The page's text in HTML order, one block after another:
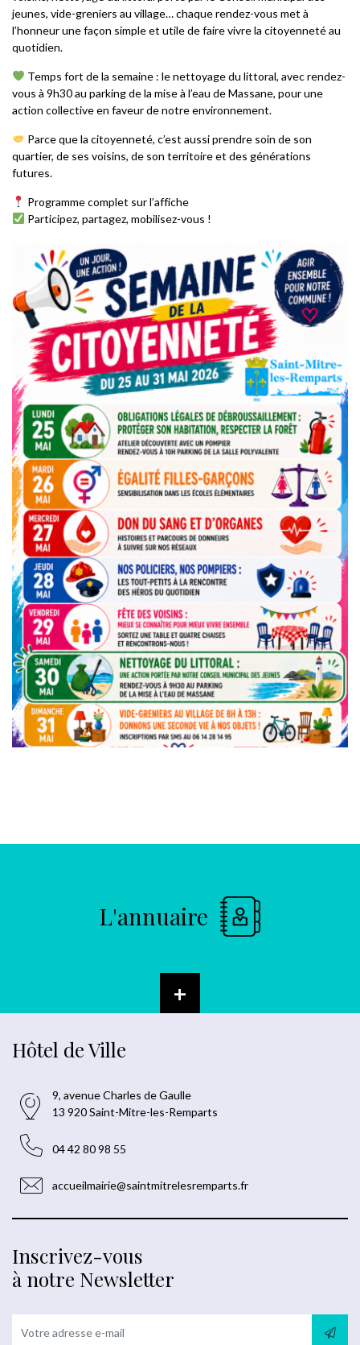
jeunes, vide-greniers au village… chaque rendez-vous met à
l’honneur une façon simple et utile de faire vivre la citoyenneté au
quotidien.
Temps fort de la semaine : le nettoyage du littoral, avec rendez-
vous à 9h30 au parking de la mise à l’eau de Massane, pour une
action collective en faveur de notre environnement.
Parce que la citoyenneté, c’est aussi prendre soin de son
quartier, de ses voisins, de son territoire et des générations
futures.
Programme complet sur l’affiche
Participez, partagez, mobilisez-vous !
L'annuaire
+
Hôtel de Ville
9, avenue Charles de Gaulle
13 920 Saint-Mitre-les-Remparts
04 42 80 98 55
accueilmairie@saintmitrelesremparts.fr
Inscrivez-vous
à notre Newsletter